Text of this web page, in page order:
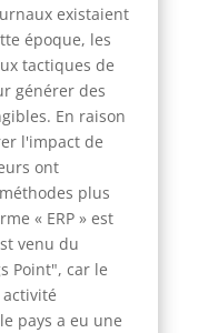
existaient
époque, les
tactiques de
générer des
En raison
l'impact de
ont
plus
« ERP » est
venu du
Point", car le
pays a eu une